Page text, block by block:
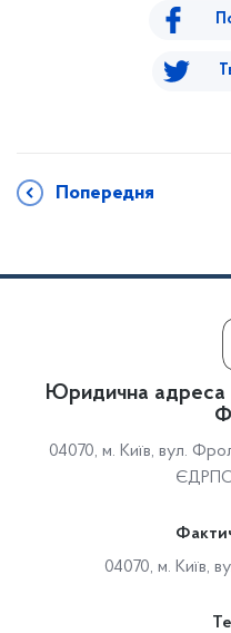
Попередня
Юридична адреса
04070, м. Київ, вул.
04070, м. Київ,